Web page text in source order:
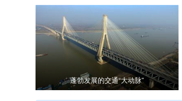
蓬勃发展的交通“大动脉”